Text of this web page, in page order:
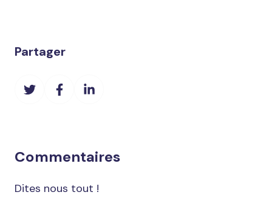
Partager
PartagerPartager
sur
Partager
Commentaires
Dites nous tout !